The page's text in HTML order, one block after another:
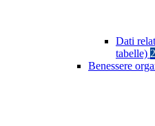
Dati
tabelle) 2
Benessere